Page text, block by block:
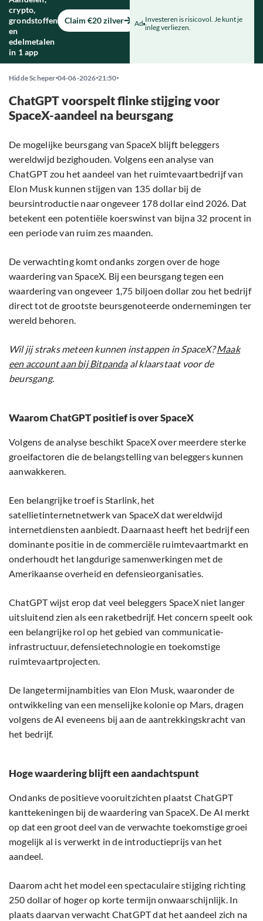
crypto,
grondstoffen
en
edelmetalen
in 1 app
Claim €20 zilver Ad Investeren is risicovol. Je kunt je
inleg verliezen.
Hidde Scheper 04-06-2026 21:50
ChatGPT voorspelt flinke stijging voor
SpaceX-aandeel na beursgang
De mogelijke beursgang van SpaceX blijft beleggers
wereldwijd bezighouden. Volgens een analyse van
ChatGPT zou het aandeel van het ruimtevaartbedrijf van
Elon Musk kunnen stijgen van 135 dollar bij de
beursintroductie naar ongeveer 178 dollar eind 2026. Dat
betekent een potentiële koerswinst van bijna 32 procent in
een periode van ruim zes maanden.
De verwachting komt ondanks zorgen over de hoge
waardering van SpaceX. Bij een beursgang tegen een
waardering van ongeveer 1,75 biljoen dollar zou het bedrijf
direct tot de grootste beursgenoteerde ondernemingen ter
wereld behoren.
Wil jij straks meteen kunnen instappen in SpaceX?Maak
een account aan bij Bitpandaal klaarstaat voor de
beursgang.
Waarom ChatGPT positief is over SpaceX
Volgens de analyse beschikt SpaceX over meerdere sterke
groeifactoren die de belangstelling van beleggers kunnen
aanwakkeren.
Een belangrijke troef is Starlink, het
satellietinternetnetwerk van SpaceX dat wereldwijd
internetdiensten aanbiedt. Daarnaast heeft het bedrijf een
dominante positie in de commerciële ruimtevaartmarkt en
onderhoudt het langdurige samenwerkingen met de
Amerikaanse overheid en defensieorganisaties.
ChatGPT wijst erop dat veel beleggers SpaceX niet langer
uitsluitend zien als een raketbedrijf. Het concern speelt ook
een belangrijke rol op het gebied van communicatie-
infrastructuur, defensietechnologie en toekomstige
ruimtevaartprojecten.
De langetermijnambities van Elon Musk, waaronder de
ontwikkeling van een menselijke kolonie op Mars, dragen
volgens de AI eveneens bij aan de aantrekkingskracht van
het bedrijf.
Hoge waardering blijft een aandachtspunt
Ondanks de positieve vooruitzichten plaatst ChatGPT
kanttekeningen bij de waardering van SpaceX. De AI merkt
op dat een groot deel van de verwachte toekomstige groei
mogelijk al is verwerkt in de introductieprijs van het
aandeel.
Daarom acht het model een spectaculaire stijging richting
250 dollar of hoger op korte termijn onwaarschijnlijk. In
plaats daarvan verwacht ChatGPT dat het aandeel zich na